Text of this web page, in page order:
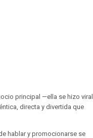
principal —ella se hizo viral
directa y divertida que
hablar y promocionarse se